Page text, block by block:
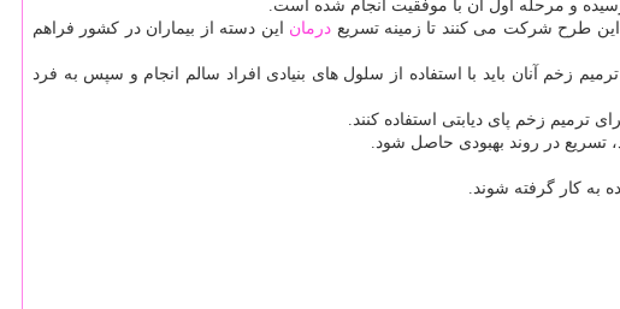
و مرحله اول آن با موفقیت انجام شده است.
طرح شركت می كنند تا زمینه تسریع درمان این دسته از بیماران در كشور فراهم
زخم آنان باید با استفاده از سلول های بنیادی افراد سالم انجام و سپس به فرد
زخم پای دیابتی استفاده كنند.
تسریع در روند بهبودی حاصل شود.
به كار گرفته شوند.